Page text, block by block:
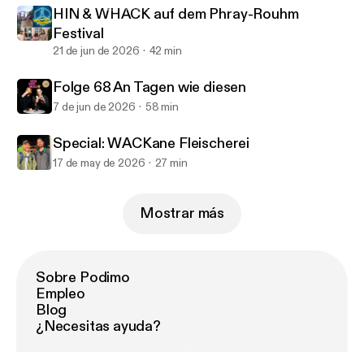
HIN UND WACK
HIN & WHACK auf dem Phray-Rouhm
Festival
21 de jun de 2026 42 min
Folge 68 An Tagen wie diesen
7 de jun de 2026 58 min
Special: WACKane Fleischerei
17 de may de 2026 27 min
Mostrar más
Sobre Podimo
Empleo
Blog
¿Necesitas ayuda?